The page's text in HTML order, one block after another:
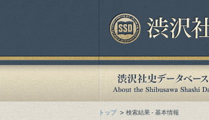
トップ 検索結果 - 基本情報